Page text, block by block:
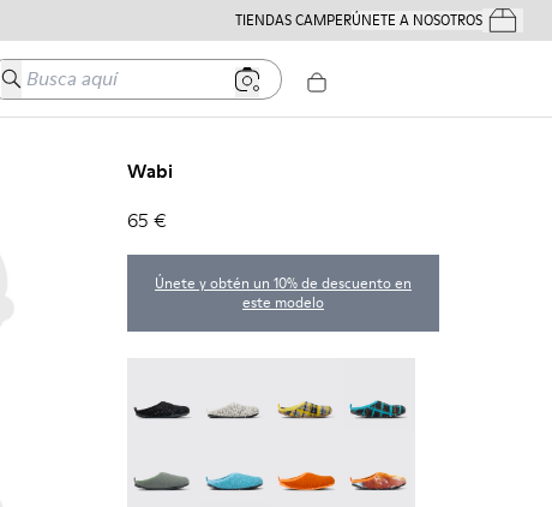
TIENDAS CAMPERÚNETE A NOSOTROSTus
Busca aquí
Wabi
65 €
Únete y obtén un 10% de descuento en
este modelo